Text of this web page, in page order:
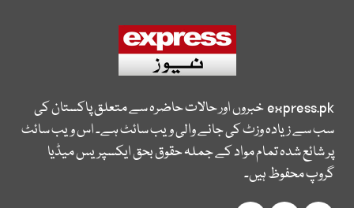
express.pkخبروں اور حالات حاضرہ سے متعلق پاکستان کی
سب سے زیادہ وزٹ کی جانے والی ویب سائٹ ہے۔ اس ویب سائٹ
پر شائع شدہ تمام مواد کے جملہ حقوق بحق ایکسپریس میڈیا
گروپ محفوظ ہیں۔